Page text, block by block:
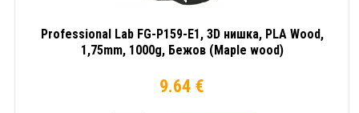
Professional Lab FG-P159-E1, 3D нишка, PLA Wood,
1,75mm, 1000g, Бежов (Maple wood)
9.64 €